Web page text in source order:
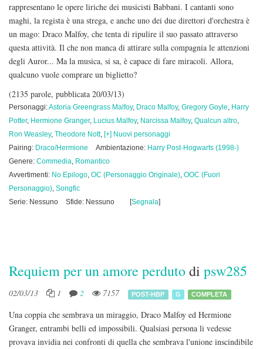
rappresentano le opere liriche dei musicisti Babbani. I cantanti sono
maghi, la regista è una strega, e anche uno dei due direttori d'orchestra è
un mago: Draco Malfoy, che tenta di ripulire il suo passato attraverso
questa attività. Il che non manca di attirare sulla compagnia le attenzioni
degli Auror... Ma la musica, si sa, è capace di fare miracoli. Allora,
qualcuno vuole comprare un biglietto?
(2135 parole, pubblicata 20/03/13)
Personaggi:Astoria Greengrass Malfoy, Draco Malfoy, Gregory Goyle, Harry
Potter, Hermione Granger, Lucius Malfoy, Narcissa Malfoy, Qualcun altro,
Ron Weasley, Theodore Nott, [+] Nuovi personaggi
Pairing: Draco/Hermione Ambientazione: Harry Post-Hogwarts (1998-)
Genere: Commedia, Romantico
Avvertimenti: No Epilogo, OC (Personaggio Originale), OOC (Fuori
Personaggio), Songfic
Serie: Nessuno
Sfide: Nessuno [Segnala]
Requiem per un amore perdutodi psw285
02/03/13 1 2 7157 POST-HBP G COMPLETA
Una coppia che sembrava un miraggio, Draco Malfoy ed Hermione
Granger, entrambi belli ed impossibili. Qualsiasi persona li vedesse
provava invidia nei confronti di quella che sembrava l'unione inscindibile